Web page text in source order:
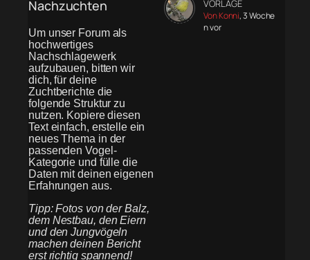
Nachzuchten
Um unser Forum als
hochwertiges
Nachschlagewerk
aufzubauen, bitten wir
dich, für deine
Zuchtberichte die
folgende Struktur zu
nutzen. Kopiere diesen
Text einfach, erstelle ein
neues Thema in der
passenden Vogel-
Kategorie und fülle die
Daten mit deinen eigenen
Erfahrungen aus.
Tipp: Fotos von der Balz,
dem Nestbau, den Eiern
und den Jungvögeln
machen deinen Bericht
erst richtig spannend!
VORLAGE
Von Konni, 3 Woche
n vor